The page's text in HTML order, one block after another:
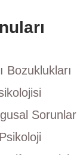
Bozuklukları
Sorunlar